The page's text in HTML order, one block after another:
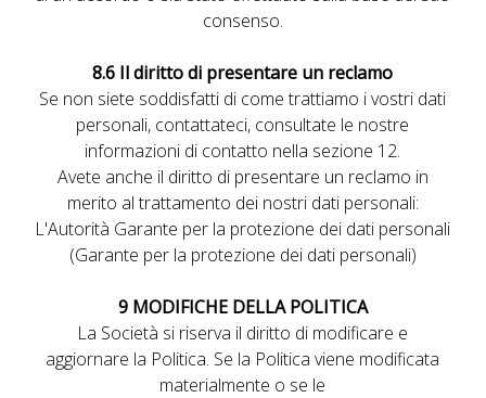
consenso.
8.6 Il diritto di presentare un reclamo
Se non siete soddisfatti di come trattiamo i vostri dati
personali, contattateci, consultate le nostre
informazioni di contatto nella sezione 12.
Avete anche il diritto di presentare un reclamo in
merito al trattamento dei nostri dati personali:
L'Autorità Garante per la protezione dei dati personali
(Garante per la protezione dei dati personali)
9 MODIFICHE DELLA POLITICA
La Società si riserva il diritto di modificare e
aggiornare la Politica. Se la Politica viene modificata
materialmente o se le